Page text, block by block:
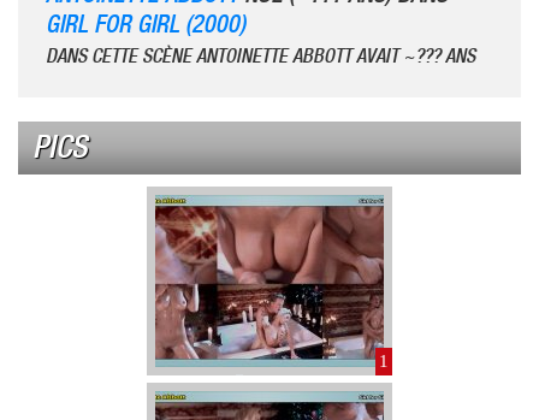
GIRL FOR GIRL (2000)
DANS CETTE SCÈNE ANTOINETTE ABBOTT AVAIT ~??? ANS
PICS
1